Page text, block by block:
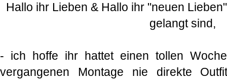
Hallo ihr Lieben & Hallo ihr "neuen
gelangt sind,
- ich hoffe ihr hattet einen tollen
vergangenen Montage nie direkte